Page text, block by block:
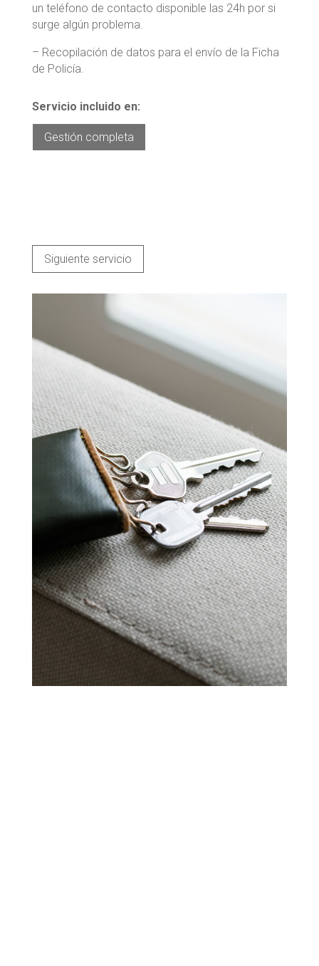
un teléfono de contacto disponible las 24h por si
surge algún problema.
– Recopilación de datos para el envío de la Ficha
de Policía.
Servicio incluido en:
Gestión completa
Siguiente servicio